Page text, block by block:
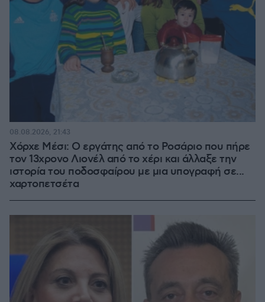
Χόρχε Μέσι: Ο εργάτης από το Ροσάριο που πήρε
τον 13χρονο Λιονέλ από το χέρι και άλλαξε την
ιστορία του ποδοσφαίρου με μια υπογραφή σε...
χαρτοπετσέτα
08.08.2026, 21:43